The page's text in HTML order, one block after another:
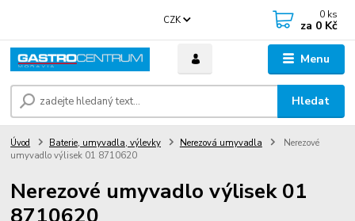
Menu
CZK
Hledat
0 ks
za 0 Kč
Úvod Baterie, umyvadla, výlevky Nerezová umyvadla
Nerezové
umyvadlo výlisek 01 8710620
Nerezové umyvadlo výlisek 01